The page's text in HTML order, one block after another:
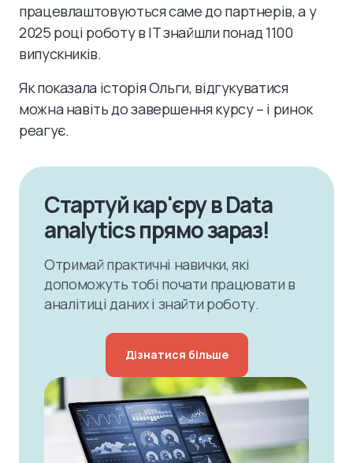
працевлаштовуються саме до партнерів, а у
2025 році роботу в IT знайшли понад 1100
випускників.
Як показала історія Ольги, відгукуватися
можна навіть до завершення курсу – і ринок
реагує.
Стартуй кар'єру в Data
analytics прямо зараз!
Отримай практичні навички, які
допоможуть тобі почати працювати в
аналітиці даних і знайти роботу.
Дізнатися більше